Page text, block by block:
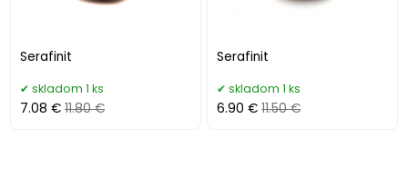
Serafinit
skladom 1 ks
7.08 € 11.80 €
Serafinit
skladom 1 ks
6.90 € 11.50 €